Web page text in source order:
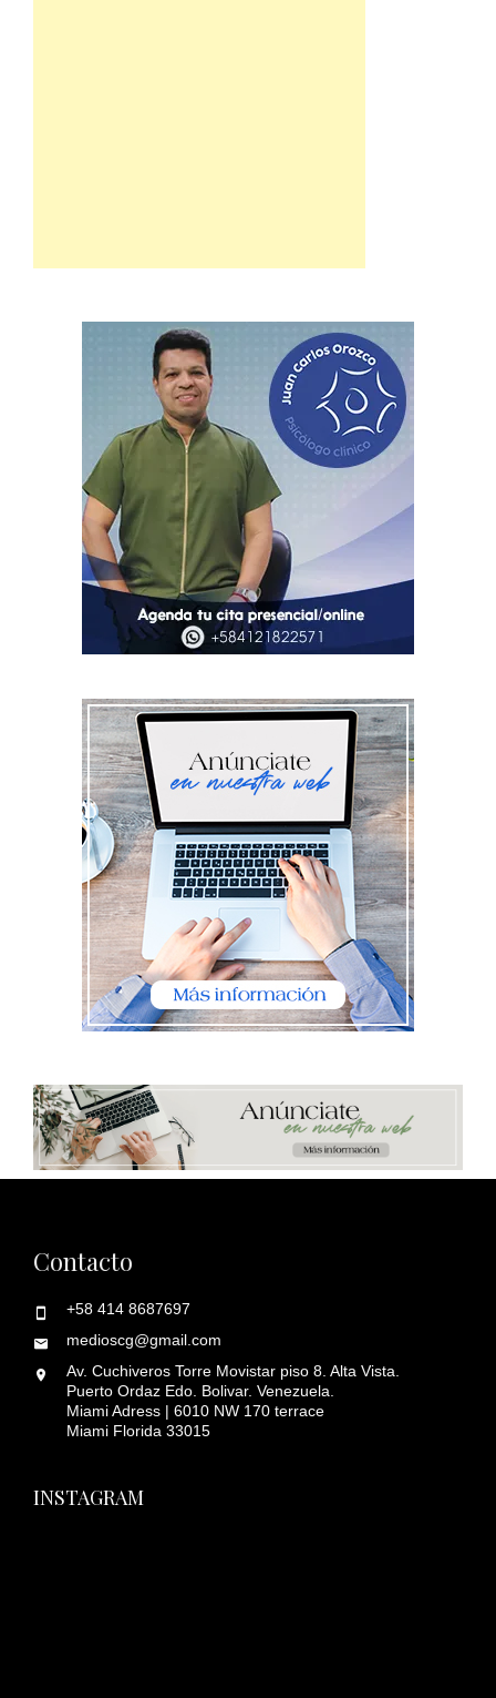
Contacto
+58 414 8687697
medioscg@gmail.com
Av. Cuchiveros Torre Movistar piso 8. Alta Vista.
Puerto Ordaz Edo. Bolivar. Venezuela.
Miami Adress | 6010 NW 170 terrace
Miami Florida 33015
INSTAGRAM